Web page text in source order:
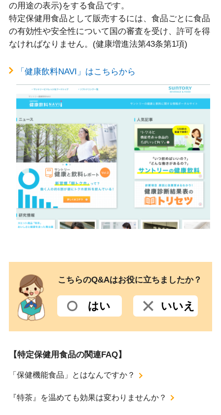
の用途の表示)をする食品です。
特定保健用食品として販売するには、食品ごとに食品
の有効性や安全性について国の審査を受け、許可を得
なければなりません。(健康増進法第43条第1項)
「健康飲料NAVI」はこちらから
こちらのQ&Aはお役に立ちましたか？
はい いいえ
【特定保健用食品の関連FAQ】
「保健機能食品」とはなんですか？
『特茶』を温めても効果は変わりませんか？